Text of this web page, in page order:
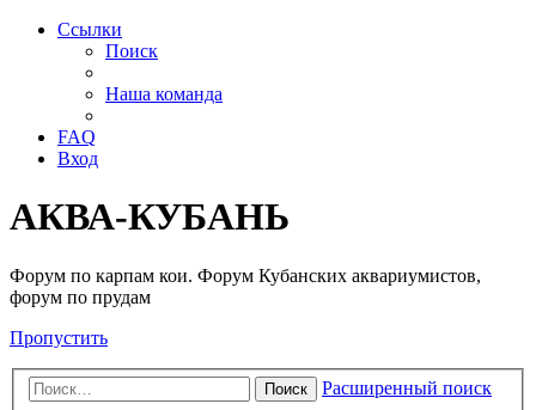
Ссылки
Поиск
Наша команда
FAQ
Вход
АКВА-КУБАНЬ
Форум по карпам кои. Форум Кубанских аквариумистов,
форум по прудам
Пропустить
Поиск Расширенный поиск